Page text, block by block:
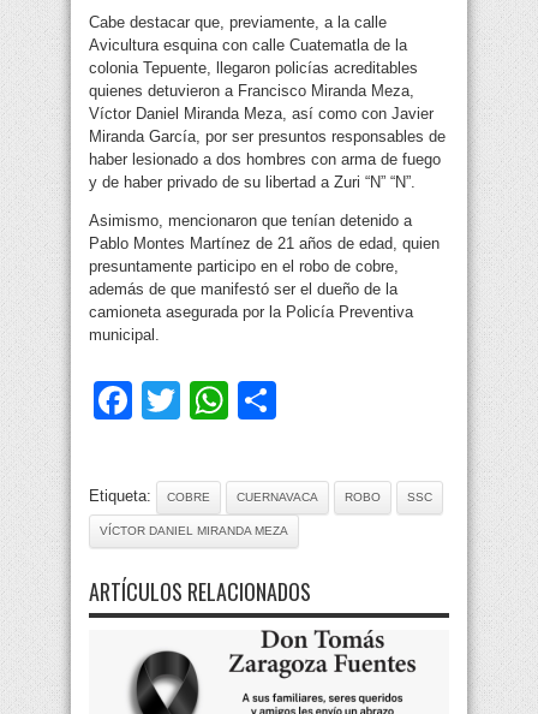
Cabe destacar que, previamente, a la calle
Avicultura esquina con calle Cuatematla de la
colonia Tepuente, llegaron policías acreditables
quienes detuvieron a Francisco Miranda Meza,
Víctor Daniel Miranda Meza, así como con Javier
Miranda García, por ser presuntos responsables de
haber lesionado a dos hombres con arma de fuego
y de haber privado de su libertad a Zuri “N” “N”.
Asimismo, mencionaron que tenían detenido a
Pablo Montes Martínez de 21 años de edad, quien
presuntamente participo en el robo de cobre,
además de que manifestó ser el dueño de la
camioneta asegurada por la Policía Preventiva
municipal.
Facebook
TwitterWhatsApp
Etiqueta: COBRE CUERNAVACA ROBO SSC
VÍCTOR DANIEL MIRANDA MEZA
ARTÍCULOS RELACIONADOS